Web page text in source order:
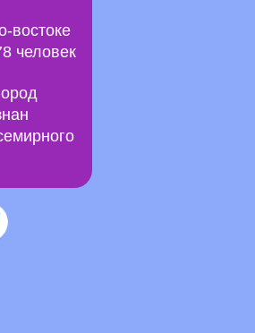
востоке
человек